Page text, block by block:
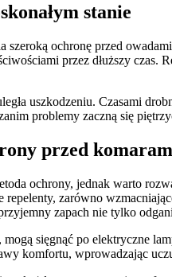
stanie
ochronę przed
przez dłuższy
uszkodzeniu. Czasami
problemy zaczną się
przed
ochrony, jednak warto
zarówno
zapach nie tylko
sięgnąć po elektryczne
komfortu, wprowadzając